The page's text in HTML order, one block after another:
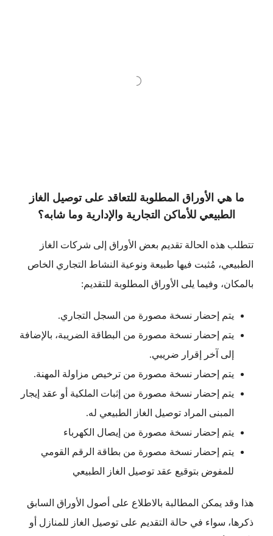
ما هي الأوراق المطلوبة للتعاقد على توصيل الغاز
الطبيعي للأماكن التجارية والإدارية وما شابه؟
تتطلب هذه الحالة تقديم بعض الأوراق إلى شركات الغاز
الطبيعي، مُثبت فيها طبيعة ونوعية النشاط التجاري الخاص
بالمكان، وفيما يلى الأوراق المطلوبة للتقديم:
يتم إحضار نسخة مصورة من السجل التجاري.
يتم إحضار نسخة مصورة من البطاقة الضريبة، بالإضافة
إلى آخر إقرار ضريبي.
يتم إحضار نسخة مصورة من ترخيص مزاولة المهنة.
يتم إحضار نسخة مصورة من إثبات الملكية أو عقد إيجار
المبنى المراد توصيل الغاز الطبيعي له.
يتم إحضار نسخة مصورة من إيصال الكهرباء
يتم إحضار نسخة مصورة من بطاقة الرقم القومي
للمفوض بتوقيع عقد توصيل الغاز الطبيعي
هذا وقد يمكن المطالبة بالاطلاع على أصول الأوراق السابق
ذكرها، سواء في حالة التقديم على توصيل الغاز للمنازل أو